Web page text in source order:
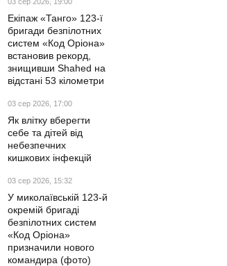
Екіпаж «Танго» 123-ї
бригади безпілотних
систем «Код Оріона»
встановив рекорд,
знищивши Shahed на
відстані 53 кілометри
03 сер 2026, 17:00
Як влітку вберегти
себе та дітей від
небезпечних
кишкових інфекцій
03 сер 2026, 15:32
У миколаївській 123-й
окремій бригаді
безпілотних систем
«Код Оріона»
призначили нового
командира (фото)